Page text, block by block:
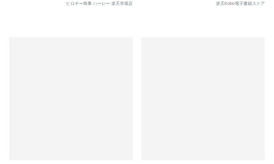
ヒロチー商事 ハーレー 楽天市場店 楽天Kobo電子書籍ストア